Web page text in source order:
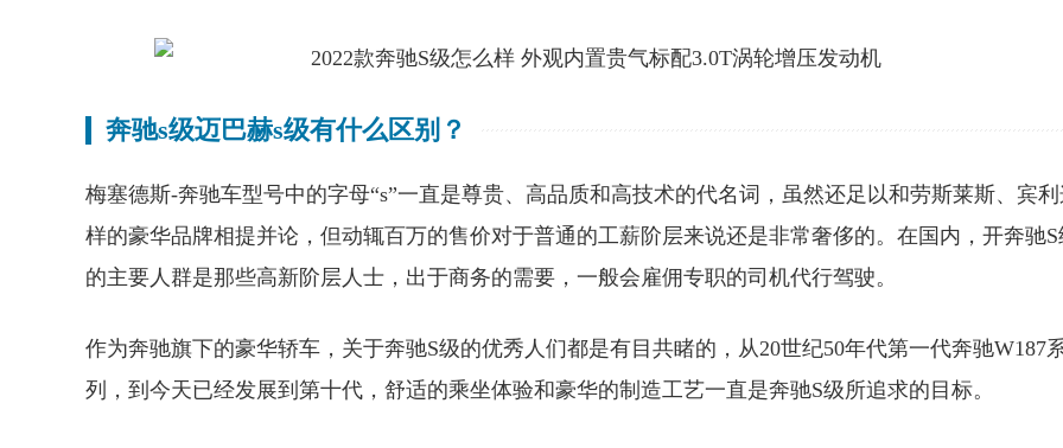
奔驰s级迈巴赫s级有什么区别？
梅塞德斯-奔驰车型号中的字母“s”一直是尊贵、高品质和高技术的代名词，虽然还足以和劳斯莱斯、宾
样的豪华品牌相提并论，但动辄百万的售价对于普通的工薪阶层来说还是非常奢侈的。在国内，开奔驰S
的主要人群是那些高新阶层人士，出于商务的需要，一般会雇佣专职的司机代行驾驶。
作为奔驰旗下的豪华轿车，关于奔驰S级的优秀人们都是有目共睹的，从20世纪50年代第一代奔驰W187
列，到今天已经发展到第十代，舒适的乘坐体验和豪华的制造工艺一直是奔驰S级所追求的目标。